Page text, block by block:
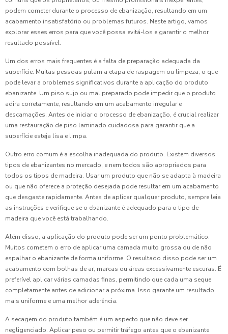
podem cometer durante o processo de ebanização, resultando em um
acabamento insatisfatório ou problemas futuros. Neste artigo, vamos
explorar esses erros para que você possa evitá-los e garantir o melhor
resultado possível.
Um dos erros mais frequentes é a falta de preparação adequada da
superfície. Muitas pessoas pulam a etapa de raspagem ou limpeza, o que
pode levar a problemas significativos durante a aplicação do produto
ebanizante. Um piso sujo ou mal preparado pode impedir que o produto
adira corretamente, resultando em um acabamento irregular e
descamações. Antes de iniciar o processo de ebanização, é crucial realizar
uma restauração de piso laminado cuidadosa para garantir que a
superfície esteja lisa e limpa.
Outro erro comum é a escolha inadequada do produto. Existem diversos
tipos de ebanizantes no mercado, e nem todos são apropriados para
todos os tipos de madeira. Usar um produto que não se adapta à madeira
ou que não oferece a proteção desejada pode resultar em um acabamento
que desgaste rapidamente. Antes de aplicar qualquer produto, sempre leia
as instruções e verifique se o ebanizante é adequado para o tipo de
madeira que você está trabalhando.
Além disso, a aplicação do produto pode ser um ponto problemático.
Muitos cometem o erro de aplicar uma camada muito grossa ou de não
espalhar o ebanizante de forma uniforme. O resultado disso pode ser um
acabamento com bolhas de ar, marcas ou áreas excessivamente escuras. É
preferível aplicar várias camadas finas, permitindo que cada uma seque
completamente antes de adicionar a próxima. Isso garante um resultado
mais uniforme e uma melhor aderência.
A secagem do produto também é um aspecto que não deve ser
negligenciado. Aplicar peso ou permitir tráfego antes que o ebanizante